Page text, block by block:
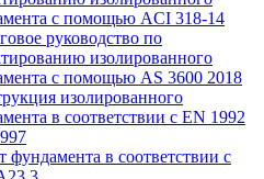
с помощью ACI 318-14
руководство по
изолированного
с помощью AS 3600 2018
изолированного
в соответствии с EN 1992
фундамента в соответствии с